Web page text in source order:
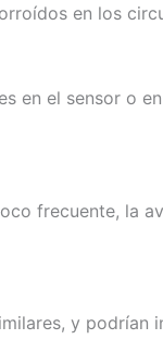
en los
en el sensor o
frecuente, la
y podrían